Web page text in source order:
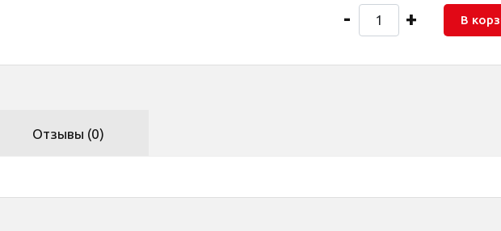
- + В
Отзывы (0)